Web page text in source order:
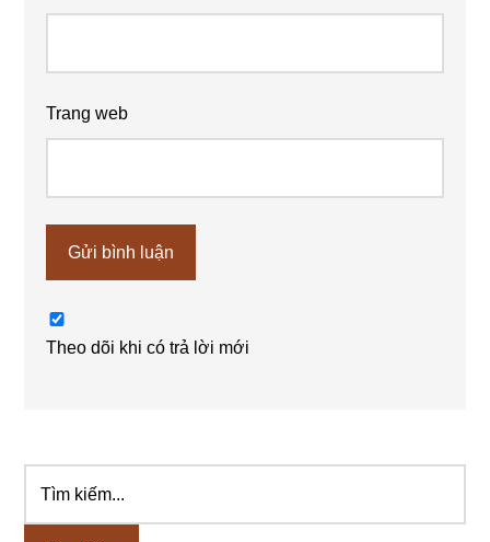
Trang web
Theo dõi khi có trả lời mới
Sidebar
chính
kiếm...